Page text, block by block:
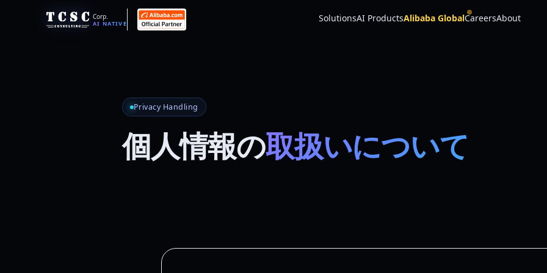
Corp.
AI NATIVE SolutionsAI ProductsAlibaba GlobalCareersAbout
Privacy Handling
個人情報の取扱いについて